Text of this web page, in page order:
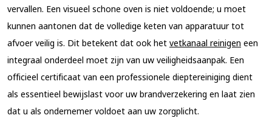
vervallen. Een visueel schone oven is niet voldoende; u moet
kunnen aantonen dat de volledige keten van apparatuur tot
afvoer veilig is. Dit betekent dat ook het vetkanaal reinigen een
integraal onderdeel moet zijn van uw veiligheidsaanpak. Een
officieel certificaat van een professionele dieptereiniging dient
als essentieel bewijslast voor uw brandverzekering en laat zien
dat u als ondernemer voldoet aan uw zorgplicht.